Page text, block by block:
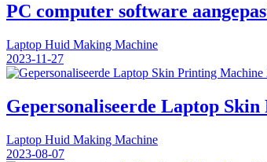
PC computer software
Laptop Huid Making Machine
2023-11-27
Gepersonaliseerde Laptop
Laptop Huid Making Machine
2023-08-07